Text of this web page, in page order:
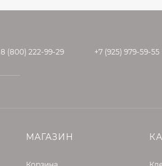
8 (800) 222-99-29 +7 (925) 979-59-55
МАГАЗИН